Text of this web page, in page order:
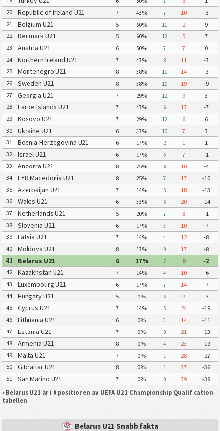
20
Republic of Ireland U21 7 43% 7 10
-3
21
Belgium U21 5 60% 11 2
9
22
Denmark U21 5 60% 12 5
7
23
Austria U21 6 50% 7 7
0
24
Northern Ireland U21 7 43% 8 11
-3
25
Montenegro U21 8 38% 11 14
-3
26
Sweden U21 8 38% 10 19
-9
27
Georgia U21 7 29% 12 9
3
28
Faroe Islands U21 7 43% 6 13
-7
29
Kosovo U21 7 29% 12 6
6
30
Ukraine U21 6 33% 10 7
3
31
Bosnia-Herzegovina U21 6 17% 2 1
1
32
Israel U21 6 17% 6 7
-1
33
Andorra U21 8 25% 6 10
-4
34
FYR Macedonia U21 8 25% 7 17
-10
35
Azerbaijan U21 7 14% 5 18
-13
36
Wales U21 6 33% 6 20
-14
37
Netherlands U21 5 20% 7 8
-1
38
Slovenia U21 6 17% 3 10
-7
39
Latvia U21 7 14% 4 12
-8
40
Moldova U21 8 13% 9 17
-8
41
Belarus U21 6 17% 7 9
-2
42
Kazakhstan U21 7 14% 4 10
-6
43
Luxembourg U21 6 17% 7 14
-7
44
Hungary U21 5 0% 6 9
-3
45
Cyprus U21 7 14% 5 24
-19
46
Lithuania U21 6 0% 3 14
-11
47
Estonia U21 7 0% 8 21
-13
48
Armenia U21 8 0% 4 23
-19
49
Malta U21 7 0% 1 28
-27
50
Gibraltar U21 8 0% 1 37
-36
51
San Marino U21 7 0% 0 39
-39
• Belarus U21 är i 0 positionen av UEFA U21 Championship Qualification
tabellen
Belarus U21 Snabb fakta